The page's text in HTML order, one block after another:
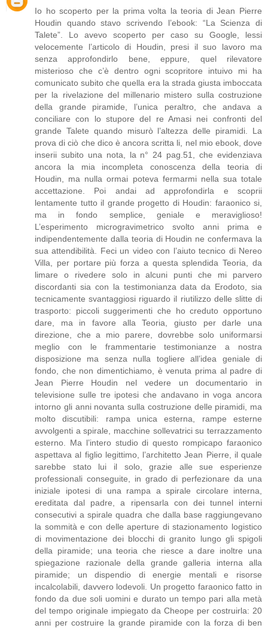
Io ho scoperto per la prima volta la teoria di Jean Pierre
Houdin quando stavo scrivendo l’ebook: “La Scienza di
Talete”. Lo avevo scoperto per caso su Google, lessi
velocemente l’articolo di Houdin, presi il suo lavoro ma
senza approfondirlo bene, eppure, quel rilevatore
misterioso che c’è dentro ogni scopritore intuivo mi ha
comunicato subito che quella era la strada giusta imboccata
per la rivelazione del millenario mistero sulla costruzione
della grande piramide, l’unica peraltro, che andava a
conciliare con lo stupore del re Amasi nei confronti del
grande Talete quando misurò l’altezza delle piramidi. La
prova di ciò che dico è ancora scritta li, nel mio ebook, dove
inserii subito una nota, la n° 24 pag.51, che evidenziava
ancora la mia incompleta conoscenza della teoria di
Houdin, ma nulla ormai poteva fermarmi nella sua totale
accettazione. Poi andai ad approfondirla e scoprii
lentamente tutto il grande progetto di Houdin: faraonico si,
ma in fondo semplice, geniale e meraviglioso!
L’esperimento microgravimetrico svolto anni prima e
indipendentemente dalla teoria di Houdin ne confermava la
sua attendibilità. Feci un video con l’aiuto tecnico di Nereo
Villa, per portare più forza a questa splendida Teoria, da
limare o rivedere solo in alcuni punti che mi parvero
discordanti sia con la testimonianza data da Erodoto, sia
tecnicamente svantaggiosi riguardo il riutilizzo delle slitte di
trasporto: piccoli suggerimenti che ho creduto opportuno
dare, ma in favore alla Teoria, giusto per darle una
direzione, che a mio parere, dovrebbe solo uniformarsi
meglio con le frammentarie testimonianze a nostra
disposizione ma senza nulla togliere all’idea geniale di
fondo, che non dimentichiamo, è venuta prima al padre di
Jean Pierre Houdin nel vedere un documentario in
televisione sulle tre ipotesi che andavano in voga ancora
intorno gli anni novanta sulla costruzione delle piramidi, ma
molto discutibili: rampa unica esterna, rampe esterne
avvolgenti a spirale, macchine sollevatrici su terrazzamento
esterno. Ma l’intero studio di questo rompicapo faraonico
aspettava al figlio legittimo, l’architetto Jean Pierre, il quale
sarebbe stato lui il solo, grazie alle sue esperienze
professionali conseguite, in grado di perfezionare da una
iniziale ipotesi di una rampa a spirale circolare interna,
ereditata dal padre, a ripensarla con dei tunnel interni
consecutivi a spirale quadra che dalla base raggiungevano
la sommità e con delle aperture di stazionamento logistico
di movimentazione dei blocchi di granito lungo gli spigoli
della piramide; una teoria che riesce a dare inoltre una
spiegazione razionale della grande galleria interna alla
piramide; un dispendio di energie mentali e risorse
incalcolabili, davvero lodevoli. Un progetto faraonico fatto in
fondo da due soli uomini e durato un tempo pari alla metà
del tempo originale impiegato da Cheope per costruirla: 20
anni per costruire la grande piramide con la forza di ben